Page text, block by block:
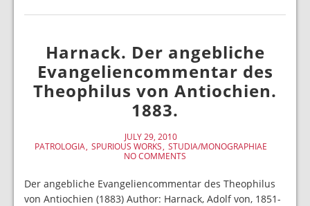
Harnack. Der angebliche
Evangeliencommentar des
Theophilus von Antiochien.
1883.
JULY 29, 2010
PATROLOGIA SPURIOUS WORKS STUDIA/MONOGRAPHIAE
NO COMMENTS
Der angebliche Evangeliencommentar des Theophilus
von Antiochien (1883) Author: Harnack, Adolf von, 1851-